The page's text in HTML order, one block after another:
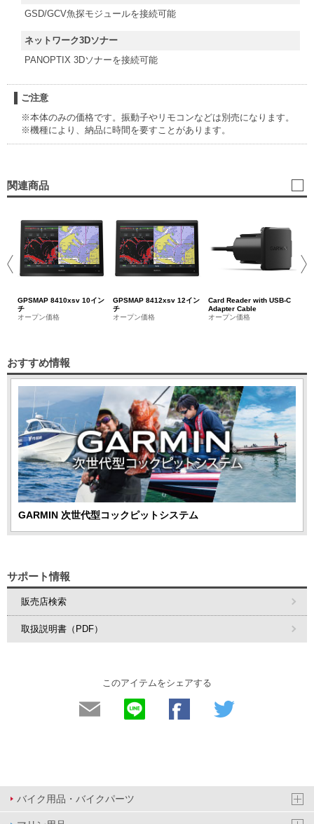
GSD/GCV魚探モジュールを接続可能
ネットワーク3Dソナー
PANOPTIX 3Dソナーを接続可能
ご注意
※本体のみの価格です。振動子やリモコンなどは別売になります。
※機種により、納品に時間を要すことがあります。
関連商品
GPSMAP 8410xsv 10イン
チ
オープン価格
GPSMAP 8412xsv 12イン
チ
オープン価格
Card Reader with USB-C
Adapter Cable
オープン価格
おすすめ情報
GARMIN 次世代型コックピットシステム
サポート情報
販売店検索
取扱説明書（PDF）
このアイテムをシェアする
バイク用品・バイクパーツ